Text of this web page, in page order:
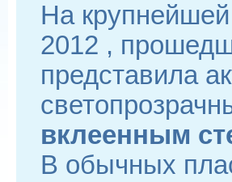
На
2012 ,
представила
вклеенным
В обычных